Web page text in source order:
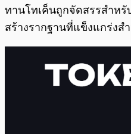
ทานโทเค็นถูกจัดสรรสำหรั
สร้างรากฐานที่แข็งแกร่งส